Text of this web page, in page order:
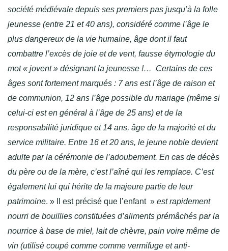
société médiévale depuis ses premiers pas jusqu’à la folle
jeunesse (entre 21 et 40 ans), considéré comme l’âge le
plus dangereux de la vie humaine, âge dont il faut
combattre l’excès de joie et de vent, fausse étymologie du
mot « jovent » désignant la jeunesse !… Certains de ces
âges sont fortement marqués : 7 ans est l’âge de raison et
de communion, 12 ans l’âge possible du mariage (même si
celui-ci est en général à l’âge de 25 ans) et de la
responsabilité juridique et 14 ans, âge de la majorité et du
service militaire. Entre 16 et 20 ans, le jeune noble devient
adulte par la cérémonie de l’adoubement. En cas de décès
du père ou de la mère, c’est l’aîné qui les remplace. C’est
également lui qui hérite de la majeure partie de leur
patrimoine. » Il est précisé que l’enfant » est rapidement
nourri de bouillies constituées d’aliments prémâchés par la
nourrice à base de miel, lait de chèvre, pain voire même de
vin (utilisé coupé comme comme vermifuge et anti-